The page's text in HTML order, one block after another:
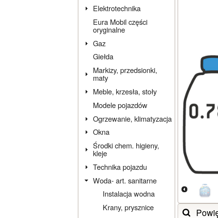
Elektrotechnika
Eura Mobil części
oryginalne
Gaz
Giełda
Markizy, przedsionki,
maty
Meble, krzesła, stoły
Modele pojazdów
Ogrzewanie, klimatyzacja
Okna
Środki chem. higieny,
kleje
Technika pojazdu
Woda- art. sanitarne
Instalacja wodna
Krany, prysznice